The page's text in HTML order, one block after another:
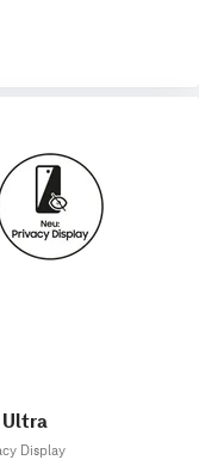
Ultra
Display